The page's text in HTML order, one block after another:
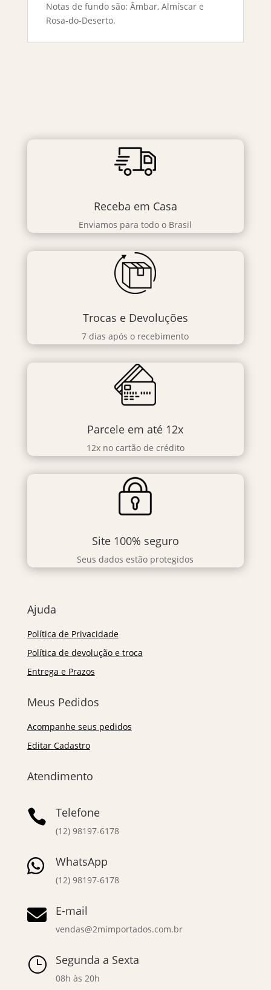
Notas de fundo são: Âmbar, Almíscar e
Rosa-do-Deserto.
Receba em Casa
Enviamos para todo o Brasil
Trocas e Devoluções
7 dias após o recebimento
Parcele em até 12x
12x no cartão de crédito
Site 100% seguro
Seus dados estão protegidos
Ajuda
Política de Privacidade
Política de devolução e troca
Entrega e Prazos
Meus Pedidos
Acompanhe seus pedidos
Editar Cadastro
Atendimento
 Telefone
(12) 98197-6178
 WhatsApp
(12) 98197-6178
 E-mail
vendas@2mimportados.com.br
} Segunda a Sexta
08h às 20h